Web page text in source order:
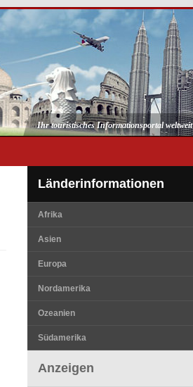
Ihr touristisches Informationsportal weltweit
Länderinformationen
Afrika
Asien
Europa
Nordamerika
Ozeanien
Südamerika
Anzeigen